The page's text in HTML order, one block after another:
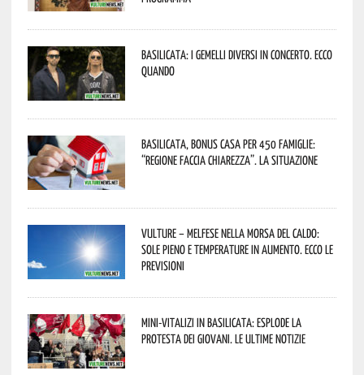
Basilicata: i Gemelli DiVersi in concerto. Ecco
quando
Basilicata, Bonus casa per 450 famiglie:
“Regione faccia chiarezza”. La situazione
Vulture – melfese nella morsa del caldo:
sole pieno e temperature in aumento. Ecco le
previsioni
Mini-vitalizi in Basilicata: esplode la
protesta dei giovani. Le ultime notizie